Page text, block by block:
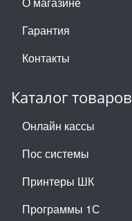
Гарантия
Контакты
Каталог товаров
Онлайн кассы
Пос системы
Принтеры ШК
Программы 1С